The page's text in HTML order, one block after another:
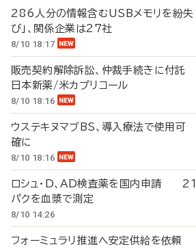
286人分の情報含むUSBメモリを紛
び」、関係企業は27社
8/10 18:17
販売契約解除訴訟、仲裁手続きに付託
日本新薬/米カプリコール
8/10 18:16
ウステキヌマブBS、導入療法で使用
確に
8/10 18:16
ロシュ・D、AD検査薬を国内申請
パクを血漿で測定
8/10 14:26
フォーミュラリ推進へ安定供給を依頼